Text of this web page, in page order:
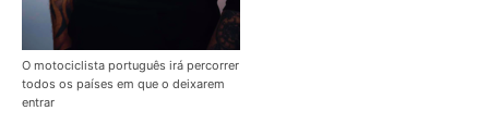
O motociclista português irá percorrer
todos os países em que o deixarem
entrar